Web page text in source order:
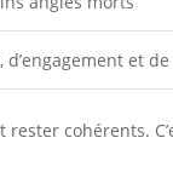
et
cohérents.